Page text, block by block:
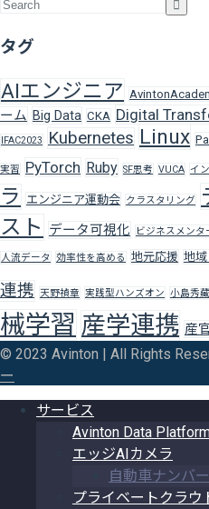
タグ
AIエンジニア
ーム Big Data CKA Digital
IFAC2023 Kubernetes Linux
実習 PyTorch Ruby SF思考 VUCA イ
ラ
エンジニア運動会 クラスタリング
スト
データ可視化 ビジネスメンタ
人流データ 効率性を高める 地元応援 地域
連携 天野禎章 実践型ハンズオン 小島秀藏
械学習 産学連携 産
© 2023 Avinton | All Rights
ー
サービス
Avinton Data
エッジAIカメラ
自動車ナンバ
プライベートクラウ